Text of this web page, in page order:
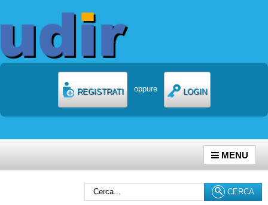
REGISTRATI oppure LOGIN
MENU
CERCA